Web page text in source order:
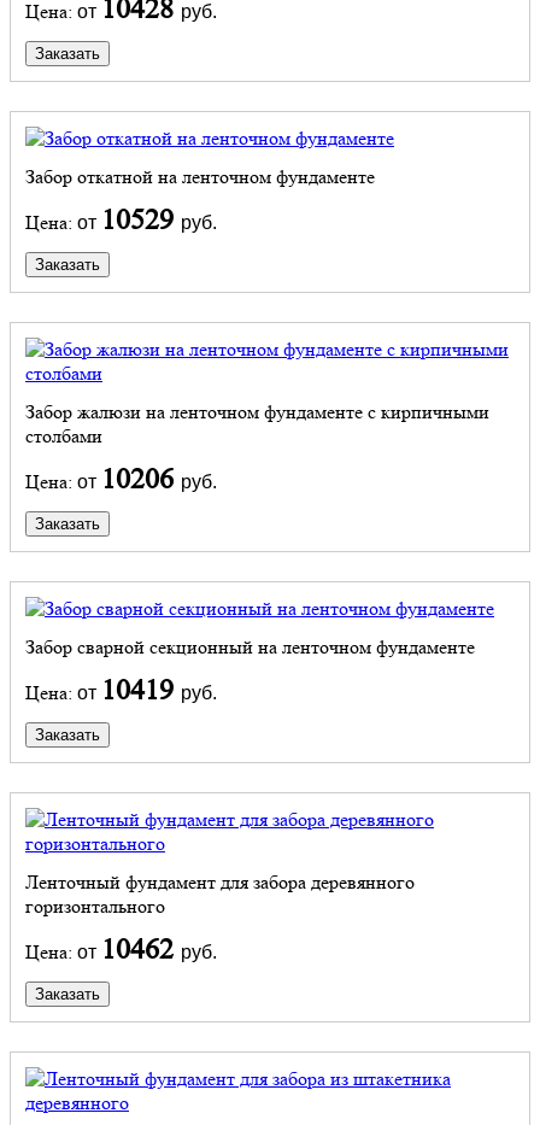
Цена: от 10428 руб.
Заказать
Забор откатной на ленточном фундаменте
Цена: от 10529 руб.
Заказать
Забор жалюзи на ленточном фундаменте с кирпичными
столбами
Цена: от 10206 руб.
Заказать
Забор сварной секционный на ленточном фундаменте
Цена: от 10419 руб.
Заказать
Ленточный фундамент для забора деревянного
горизонтального
Цена: от 10462 руб.
Заказать